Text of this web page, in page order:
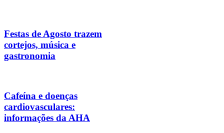
Festas de Agosto trazem
cortejos, música e
gastronomia
Cafeína e doenças
cardiovasculares:
informações da AHA